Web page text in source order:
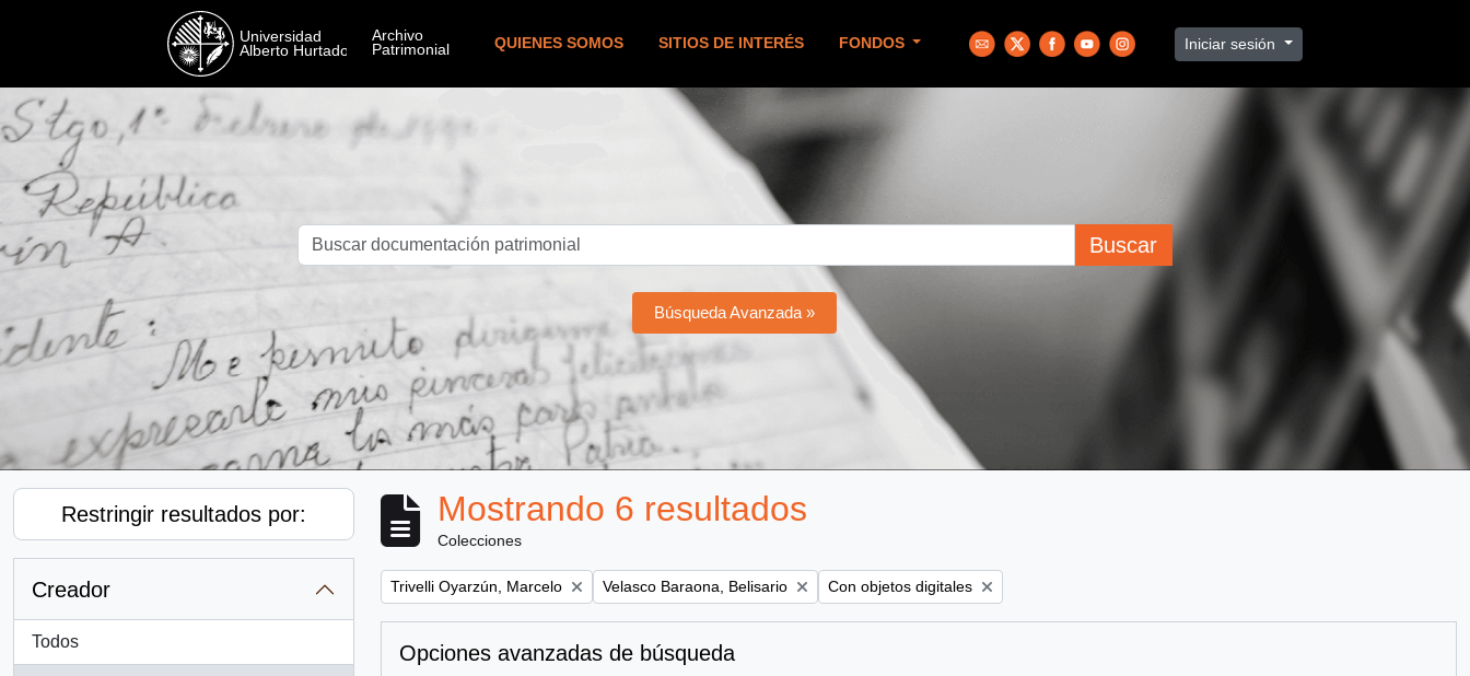
QUIENES SOMOS SITIOS DE INTERÉS FONDOS Iniciar sesión
Buscar
Búsqueda Avanzada »
Restringir resultados por:
Creador
Todos
Mostrando 6 resultados
Colecciones
Remove filter:
Trivelli Oyarzún, Marcelo Remove filter:
Velasco Baraona, Belisario Remove filter:
Con objetos digitales
Opciones avanzadas de búsqueda